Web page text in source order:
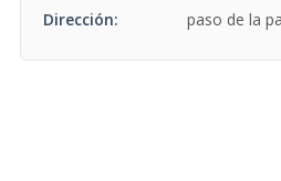
Dirección: paso de la